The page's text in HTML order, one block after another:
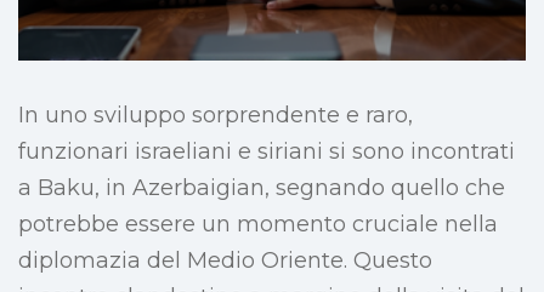
In uno sviluppo sorprendente e raro,
funzionari israeliani e siriani si sono incontrati
a Baku, in Azerbaigian, segnando quello che
potrebbe essere un momento cruciale nella
diplomazia del Medio Oriente. Questo